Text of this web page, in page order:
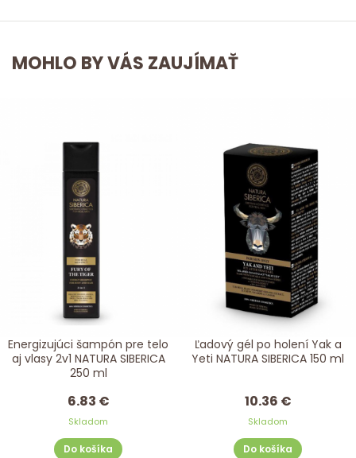
MOHLO BY VÁS ZAUJÍMAŤ
Energizujúci šampón pre telo
aj vlasy 2v1 NATURA SIBERICA
250 ml
6.83 €
Skladom
Do košíka
Ľadový gél po holení Yak a
Yeti NATURA SIBERICA 150 ml
10.36 €
Skladom
Do košíka